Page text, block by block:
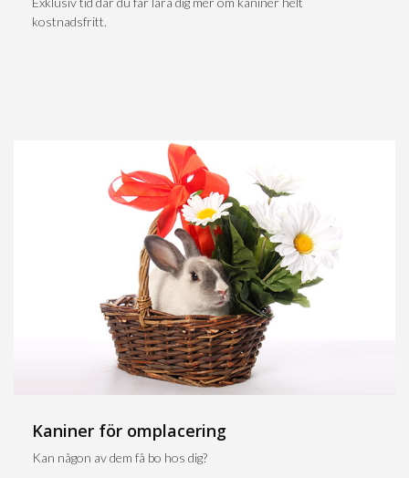
kostnadsfritt.
Kaniner för omplacering
Kan någon av dem få bo hos dig?